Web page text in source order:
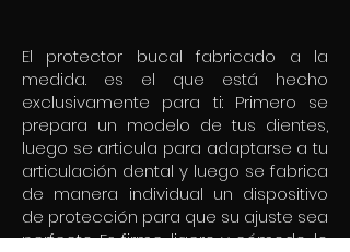
El protector bucal fabricado a la
medida. es el que está hecho
exclusivamente para ti: Primero se
prepara un modelo de tus dientes,
luego se articula para adaptarse a tu
articulación dental y luego se fabrica
de manera individual un dispositivo
de protección para que su ajuste sea
perfecto. Es firme, ligero y cómodo, lo